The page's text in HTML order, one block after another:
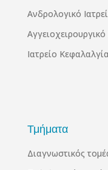
Ανδρολογικό
Αγγειοχειρουργικό
Ιατρείο
Τμήματα
Διαγνωστικός